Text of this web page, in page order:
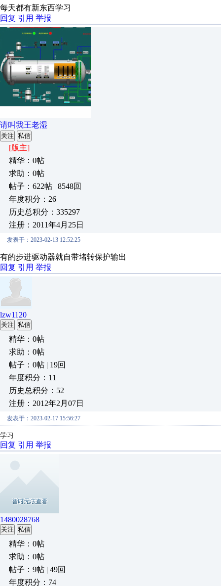
每天都有新东西学习
回复 引用 举报
请叫我王老湿
关注 私信
[版主]
精华：0帖
求助：0帖
帖子：622帖 | 8548回
年度积分：26
历史总积分：335297
注册：2011年4月25日
发表于：2023-02-13 12:52:25
有的步进驱动器就自带堵转保护输出
回复 引用 举报
lzw1120
关注 私信
精华：0帖
求助：0帖
帖子：0帖 | 19回
年度积分：11
历史总积分：52
注册：2012年2月07日
发表于：2023-02-17 15:56:27
学习
回复 引用 举报
1480028768
关注 私信
精华：0帖
求助：0帖
帖子：9帖 | 49回
年度积分：74